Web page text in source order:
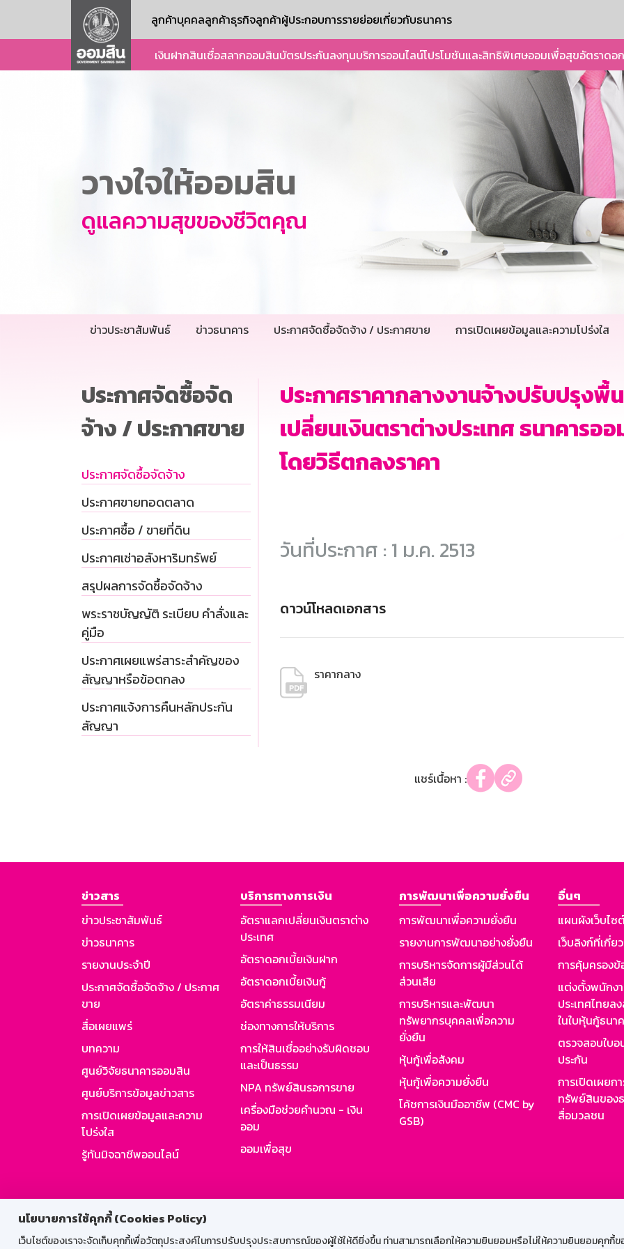
นโยบายการใช้คุกกี้ (Cookies Policy)
เว็บไซต์ของเราจะจัดเก็บคุกกี้เพื่อวัตถุประสงค์ในการปรับปรุงประสบการณ์ของผู้ใช้ให้ดียิ่งขึ้น ท่านสามารถเลือกให้ความยินยอมหรือไม่ให้ความยินยอมคุกกี้ข
ลูกค้าบุคคลลูกค้าธุรกิจลูกค้าผู้ประกอบการรายย่อยเกี่ยวกับธนาคาร
เงินฝากสินเชื่อสลากออมสินบัตรประกันลงทุนบริการออนไลน์โปรโมชันและสิทธิพิเศษออมเพื่อสุขอัตราดอ
วางใจให้ออมสิน
ดูแลความสุขของชีวิตคุณ
ข่าวประชาสัมพันธ์ ข่าวธนาคาร ประกาศจัดซื้อจัดจ้าง / ประกาศขาย การเปิดเผยข้อมูลและความโปร่งใส
ประกาศจัดซื้อจัด
จ้าง / ประกาศขาย
ประกาศจัดซื้อจัดจ้าง
ประกาศขายทอดตลาด
ประกาศซื้อ / ขายที่ดิน
ประกาศเช่าอสังหาริมทรัพย์
สรุปผลการจัดซื้อจัดจ้าง
พระราชบัญญัติ ระเบียบ คำสั่งและ
คู่มือ
ประกาศเผยแพร่สาระสำคัญของ
สัญญาหรือข้อตกลง
ประกาศแจ้งการคืนหลักประกัน
สัญญา
ประกาศราคากลางงานจ้างปรับปรุงพื้
เปลี่ยนเงินตราต่างประเทศ ธนาคารอ
โดยวิธีตกลงราคา
วันที่ประกาศ : 1 ม.ค. 2513
ดาวน์โหลดเอกสาร
ราคากลาง
แชร์เนื้อหา :
ข่าวสาร
ข่าวประชาสัมพันธ์
ข่าวธนาคาร
รายงานประจำปี
ประกาศจัดซื้อจัดจ้าง / ประกาศ
ขาย
สื่อเผยแพร่
บทความ
ศูนย์วิจัยธนาคารออมสิน
ศูนย์บริการข้อมูลข่าวสาร
การเปิดเผยข้อมูลและความ
โปร่งใส
รู้ทันมิจฉาชีพออนไลน์
บริการทางการเงิน
อัตราแลกเปลี่ยนเงินตราต่าง
ประเทศ
อัตราดอกเบี้ยเงินฝาก
อัตราดอกเบี้ยเงินกู้
อัตราค่าธรรมเนียม
ช่องทางการให้บริการ
การให้สินเชื่ออย่างรับผิดชอบ
และเป็นธรรม
NPA ทรัพย์สินรอการขาย
เครื่องมือช่วยคำนวณ - เงิน
ออม
ออมเพื่อสุข
การพัฒนาเพื่อความยั่งยืน
การพัฒนาเพื่อความยั่งยืน
รายงานการพัฒนาอย่างยั่งยืน
การบริหารจัดการผู้มีส่วนได้
ส่วนเสีย
การบริหารและพัฒนา
ทรัพยากรบุคคลเพื่อความ
ยั่งยืน
หุ้นกู้เพื่อสังคม
หุ้นกู้เพื่อความยั่งยืน
โค้ชการเงินมืออาชีพ (CMC by
GSB)
อื่นๆ
แผนผังเว็บไซ
เว็บลิงก์ที่เกี่ย
การคุ้มครอง
แต่งตั้งพนักง
ประเทศไทยล
ในใบหุ้นกู้ธนา
ตรวจสอบใบ
ประกัน
การเปิดเผยก
ทรัพย์สินของ
สื่อมวลชน